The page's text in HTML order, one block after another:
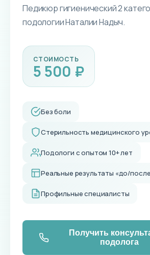
Педикюр гигиенический 2
подологии Наталии Надыч.
СТОИМОСТЬ
5 500 ₽
Без боли
Стерильность медицинского
Подологи с опытом 10+ лет
Реальные результаты «до/
Профильные специалисты
Получить
подолога